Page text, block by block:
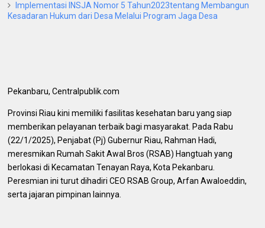
Implementasi INSJA Nomor 5 Tahun2023tentang Membangun
Kesadaran Hukum dari Desa Melalui Program Jaga Desa
Pekanbaru, Centralpublik.com
Provinsi Riau kini memiliki fasilitas kesehatan baru yang siap
memberikan pelayanan terbaik bagi masyarakat. Pada Rabu
(22/1/2025), Penjabat (Pj) Gubernur Riau, Rahman Hadi,
meresmikan Rumah Sakit Awal Bros (RSAB) Hangtuah yang
berlokasi di Kecamatan Tenayan Raya, Kota Pekanbaru.
Peresmian ini turut dihadiri CEO RSAB Group, Arfan Awaloeddin,
serta jajaran pimpinan lainnya.